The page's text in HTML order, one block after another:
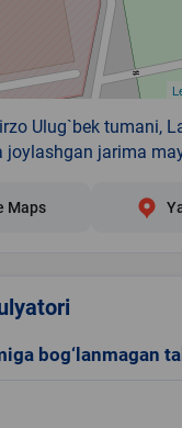
Ulug`bek tumani,
joylashgan jarima
Maps
bog‘lanmagan